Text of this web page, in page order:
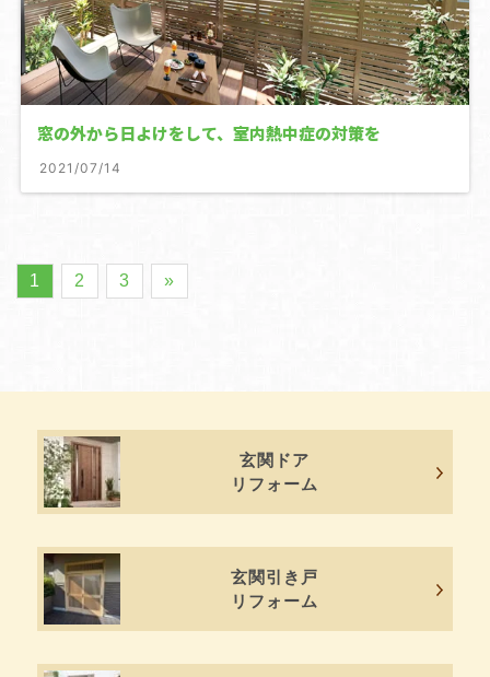
窓の外から日よけをして、室内熱中症の対策を
2021/07/14
1 2 3 »
玄関ドア
リフォーム
玄関引き戸
リフォーム